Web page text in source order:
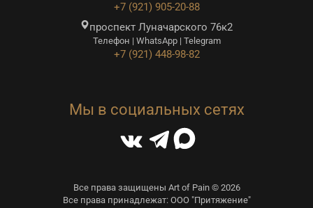
+7 (921) 905-20-88
проспект Луначарского 76к2
Телефон | WhatsApp | Telegram
+7 (921) 448-98-82
Мы в социальных сетях
Все права защищены Art of Pain © 2026
Все права принадлежат: ООО "Притяжение"